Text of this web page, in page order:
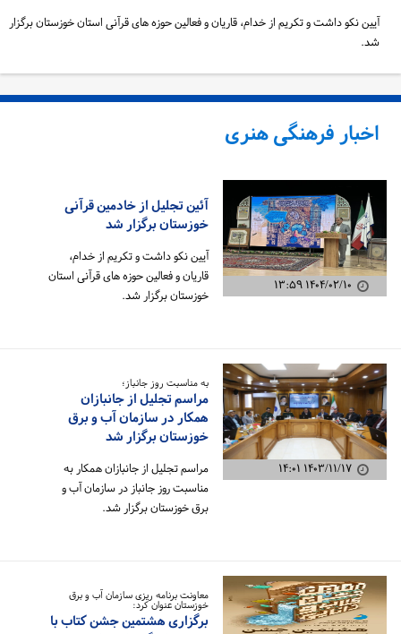
آیین نکو داشت و تکریم از خدام، قاریان و فعالین حوزه های قرآنی استان خوزستان برگزار
شد.
اخبار فرهنگی هنری
۱۴۰۴/۰۲/۱۰ ۱۳:۵۹
آئین تجلیل از خادمین قرآنی
خوزستان برگزار شد
آیین نکو داشت و تکریم از خدام،
قاریان و فعالین حوزه های قرآنی استان
خوزستان برگزار شد.
۱۴۰۳/۱۱/۱۷ ۱۴:۰۱
به مناسبت روز جانباز؛
مراسم تجلیل از جانبازان
همکار در سازمان آب و برق
خوزستان برگزار شد
مراسم تجلیل از جانبازان همکار به
مناسبت روز جانباز در سازمان آب و
برق خوزستان برگزار شد.
معاونت برنامه ریزی سازمان آب و برق
خوزستان عنوان کرد:
برگزاری هشتمین جشن کتاب با